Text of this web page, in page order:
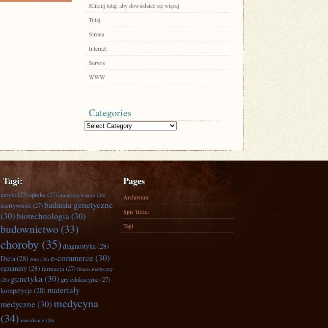
Kliknij tutaj, aby dowiedzieć się więcej
Tutaj
Strona
Internet
Serwis
WWW
Categories
Categories
Tagi:
antyki(27)apteka(27) aranżacja wnętrz (26)
asertywność (27)badania genetyczne
(30)biotechnologia(30)
budownictwo (33)
choroby (35) diagnostyka(28)
Dieta(28) dom (26) e-commerce (30)
egzaminy(28) farmacja(27) fitness medyczny
(26) genetyka(30) gry edukacyjne (27)
korepetycje(28) materiały
medyczne (30)medycyna
(34) mieszkanie (26)
Pages
Archiwum
Spis Treści
Tagi